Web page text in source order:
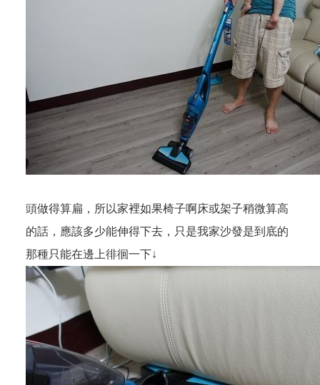
頭做得算扁，所以家裡如果椅子啊床或架子稍微算高
的話，應該多少能伸得下去，只是我家沙發是到底的
那種只能在邊上徘徊一下↓